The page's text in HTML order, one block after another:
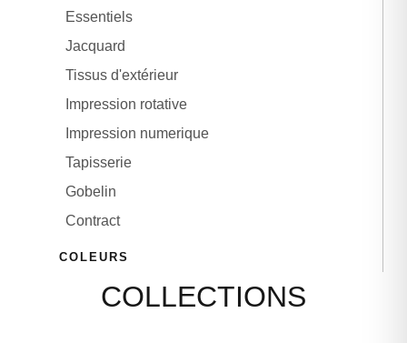
CONTACT
Essentiels
Jacquard
Tissus d'extérieur
Impression rotative
Impression numerique
Tapisserie
Gobelin
Contract
COLEURS
COLLECTIONS